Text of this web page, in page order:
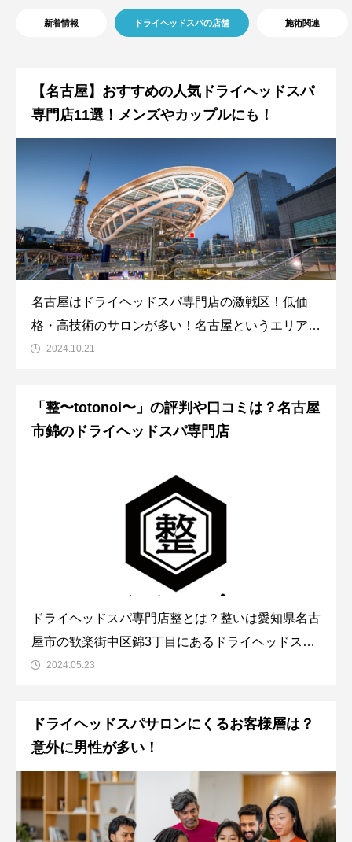
新着情報 ドライヘッドスパの店舗 施術関連
【名古屋】おすすめの人気ドライヘッドスパ
専門店11選！メンズやカップルにも！
名古屋はドライヘッドスパ専門店の激戦区！低価
格・高技術のサロンが多い！名古屋というエリアは
全国でも名が通っている「ヘッドミント」「仙豆の
2024.10.21
「整〜totonoi〜」の評判や口コミは？名古屋
市錦のドライヘッドスパ専門店
ドライヘッドスパ専門店整とは？整いは愛知県名古
屋市の歓楽街中区錦3丁目にあるドライヘッドスパ
専門店の一つです。2020年くらいにオープンして
2024.05.23
ドライヘッドスパサロンにくるお客様層は？
意外に男性が多い！